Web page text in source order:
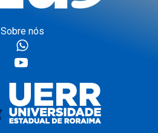
Sobre nós